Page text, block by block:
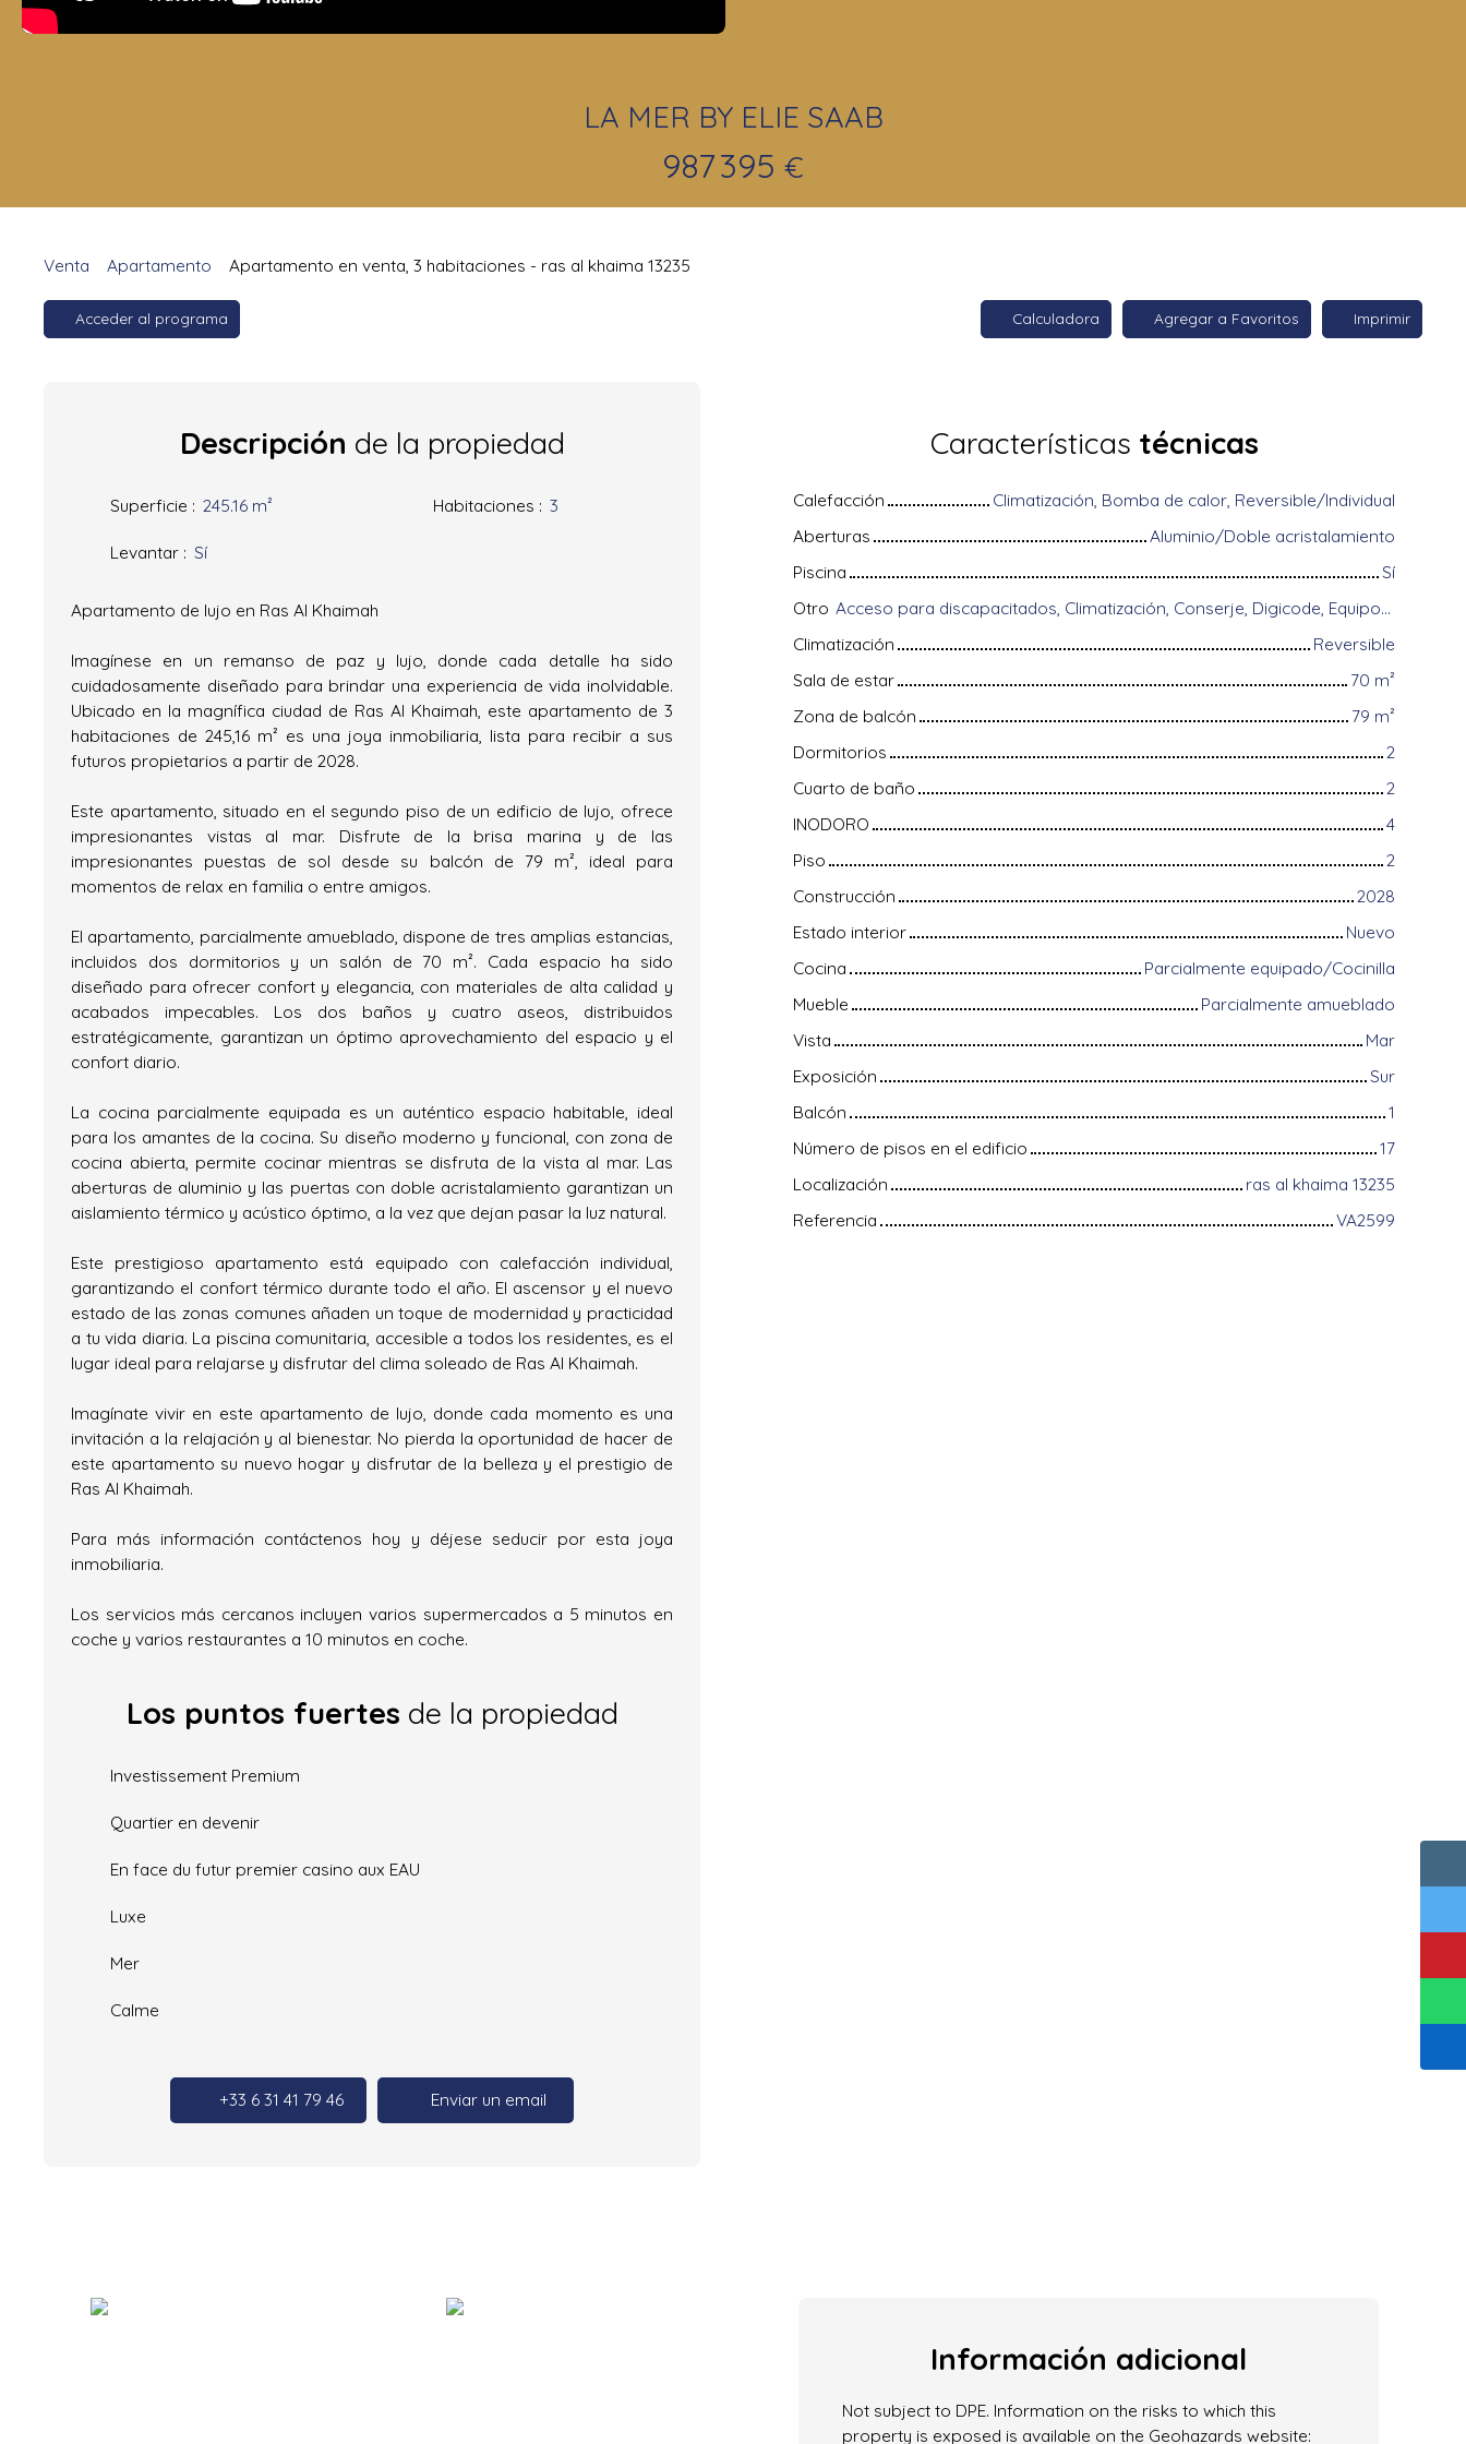
LA MER BY ELIE SAAB
987 395 €
Venta Apartamento Apartamento en venta, 3 habitaciones - ras al khaima 13235
Acceder al programa Calculadora Agregar a Favoritos Imprimir
Descripción de la propiedad
Superficie : 245.16 m² Habitaciones : 3
Levantar : Sí
Apartamento de lujo en Ras Al Khaimah
Imagínese en un remanso de paz y lujo, donde cada detalle ha sido
cuidadosamente diseñado para brindar una experiencia de vida inolvidable.
Ubicado en la magnífica ciudad de Ras Al Khaimah, este apartamento de 3
habitaciones de 245,16 m² es una joya inmobiliaria, lista para recibir a sus
futuros propietarios a partir de 2028.
Este apartamento, situado en el segundo piso de un edificio de lujo, ofrece
impresionantes vistas al mar. Disfrute de la brisa marina y de las
impresionantes puestas de sol desde su balcón de 79 m², ideal para
momentos de relax en familia o entre amigos.
El apartamento, parcialmente amueblado, dispone de tres amplias estancias,
incluidos dos dormitorios y un salón de 70 m². Cada espacio ha sido
diseñado para ofrecer confort y elegancia, con materiales de alta calidad y
acabados impecables. Los dos baños y cuatro aseos, distribuidos
estratégicamente, garantizan un óptimo aprovechamiento del espacio y el
confort diario.
La cocina parcialmente equipada es un auténtico espacio habitable, ideal
para los amantes de la cocina. Su diseño moderno y funcional, con zona de
cocina abierta, permite cocinar mientras se disfruta de la vista al mar. Las
aberturas de aluminio y las puertas con doble acristalamiento garantizan un
aislamiento térmico y acústico óptimo, a la vez que dejan pasar la luz natural.
Este prestigioso apartamento está equipado con calefacción individual,
garantizando el confort térmico durante todo el año. El ascensor y el nuevo
estado de las zonas comunes añaden un toque de modernidad y practicidad
a tu vida diaria. La piscina comunitaria, accesible a todos los residentes, es el
lugar ideal para relajarse y disfrutar del clima soleado de Ras Al Khaimah.
Imagínate vivir en este apartamento de lujo, donde cada momento es una
invitación a la relajación y al bienestar. No pierda la oportunidad de hacer de
este apartamento su nuevo hogar y disfrutar de la belleza y el prestigio de
Ras Al Khaimah.
Para más información contáctenos hoy y déjese seducir por esta joya
inmobiliaria.
Los servicios más cercanos incluyen varios supermercados a 5 minutos en
coche y varios restaurantes a 10 minutos en coche.
Los puntos fuertes de la propiedad
Investissement Premium
Quartier en devenir
En face du futur premier casino aux EAU
Luxe
Mer
Calme
+33 6 31 41 79 46 Enviar un email
Características técnicas
Calefacción
Climatización, Bomba de calor, Reversible/Individual
Aberturas
Aluminio/Doble acristalamiento
Piscina
Sí
Otro
Acceso para discapacitados, Climatización, Conserje, Digicode, Equipos domóticos, Fibra óptica, Guardián, Portón motorizado, Puerta blindada, Sistema de alarma, Videófono
Climatización
Reversible
Sala de estar
70 m²
Zona de balcón
79 m²
Dormitorios
2
Cuarto de baño
2
INODORO
4
Piso
2
Construcción
2028
Estado interior
Nuevo
Cocina
Parcialmente equipado/Cocinilla
Mueble
Parcialmente amueblado
Vista
Mar
Exposición
Sur
Balcón
1
Número de pisos en el edificio
17
Localización
ras al khaima 13235
Referencia
VA2599
Información adicional
Not subject to DPE. Information on the risks to which this
property is exposed is available on the Geohazards website: